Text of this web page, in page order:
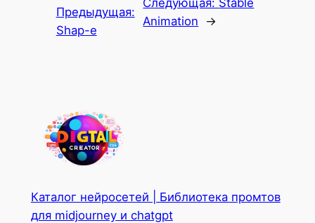
Предыдущая:
Shap-e
Animation
→
Каталог нейросетей | Библиотека промтов
для midjourney и chatgpt